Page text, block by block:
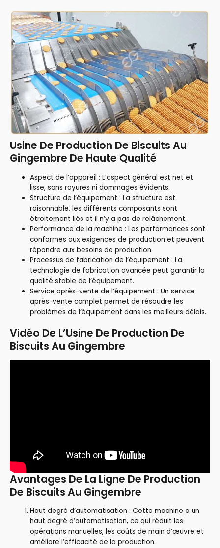
Usine De Production De Biscuits Au
Gingembre De Haute Qualité
Aspect de l’appareil : L’aspect général est net et
lisse, sans rayures ni dommages évidents.
Structure de l’équipement : La structure est
raisonnable, les différents composants sont
étroitement liés et il n’y a pas de relâchement.
Performance de la machine : Les performances sont
conformes aux exigences de production et peuvent
répondre aux besoins de production.
Processus de fabrication de l’équipement : La
technologie de fabrication avancée peut garantir la
qualité stable de l’équipement.
Service après-vente de l’équipement : Un service
après-vente complet permet de résoudre les
problèmes de l’équipement dans les meilleurs délais.
Vidéo De L’Usine De Production De
Biscuits Au Gingembre
Avantages De La Ligne De Production
De Biscuits Au Gingembre
Haut degré d’automatisation : Cette machine a un
haut degré d’automatisation, ce qui réduit les
opérations manuelles, les coûts de main d’œuvre et
améliore l’efficacité de la production.